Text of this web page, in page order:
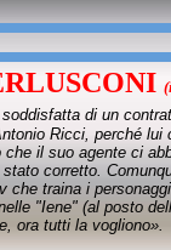
di un
Ricci, perché
il suo agente ci
corretto.
che traina i
"Iene" (al posto
ora tutti la vogliono».